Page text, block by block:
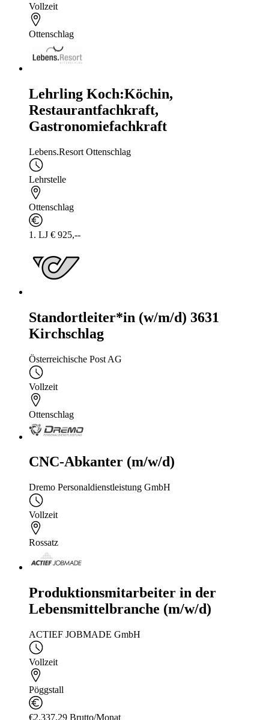
Vollzeit
Ottenschlag
Lehrling Koch:Köchin,
Restaurantfachkraft,
Gastronomiefachkraft
Lebens.Resort Ottenschlag
Lehrstelle
Ottenschlag
1. LJ € 925,--
Standortleiter*in (w/m/d) 3631
Kirchschlag
Österreichische Post AG
Vollzeit
Ottenschlag
CNC-Abkanter (m/w/d)
Dremo Personaldienstleistung GmbH
Vollzeit
Rossatz
Produktionsmitarbeiter in der
Lebensmittelbranche (m/w/d)
ACTIEF JOBMADE GmbH
Vollzeit
Pöggstall
€2.337,29 Brutto/Monat